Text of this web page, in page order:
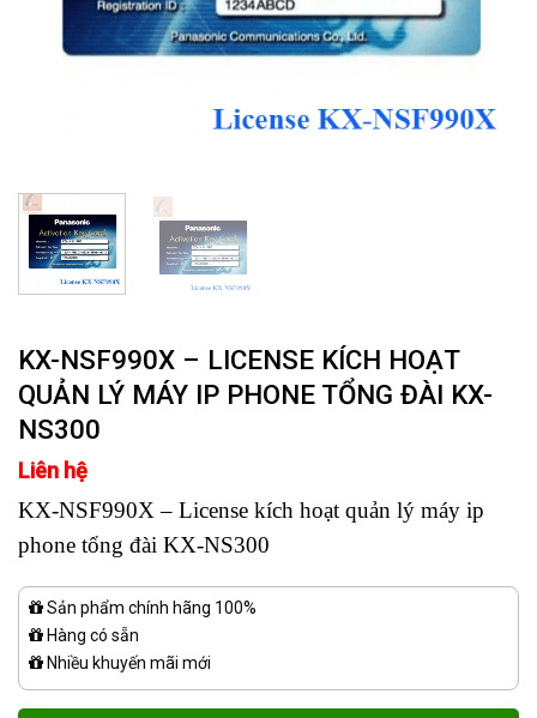
KX-NSF990X – LICENSE KÍCH HOẠT
QUẢN LÝ MÁY IP PHONE TỔNG ĐÀI KX-
NS300
Liên hệ
KX-NSF990X – License kích hoạt quản lý máy ip
phone tổng đài KX-NS300
Sản phẩm chính hãng 100%
Hàng có sẵn
Nhiều khuyến mãi mới